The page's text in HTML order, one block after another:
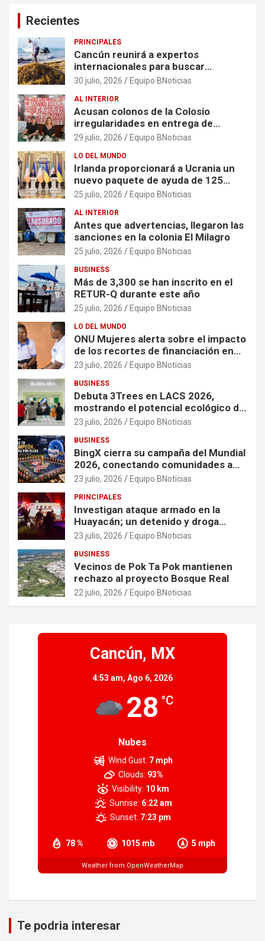
Recientes
PRINCIPALES
Cancún reunirá a expertos
internacionales para buscar
soluciones al problema del sargazo
30 julio, 2026 Equipo BNoticias
AL INTERIOR
Acusan colonos de la Colosio
irregularidades en entrega de
escrituras
29 julio, 2026 Equipo BNoticias
LO DEL MUNDO
Irlanda proporcionará a Ucrania un
nuevo paquete de ayuda de 125
millones de euros
25 julio, 2026 Equipo BNoticias
AL INTERIOR
Antes que advertencias, llegaron las
sanciones en la colonia El Milagro
25 julio, 2026 Equipo BNoticias
BUSINESS
Más de 3,300 se han inscrito en el
RETUR-Q durante este año
25 julio, 2026 Equipo BNoticias
LO DEL MUNDO
ONU Mujeres alerta sobre el impacto
de los recortes de financiación en
organizaciones que apoyan a
crisis
23 julio, 2026 Equipo BNoticias
BUSINESS
Debuta 3Trees en LACS 2026,
mostrando el potencial ecológico de
China en América
23 julio, 2026 Equipo BNoticias
BUSINESS
BingX cierra su campaña del Mundial
2026, conectando comunidades a
través de experiencias exclusivas
23 julio, 2026 Equipo BNoticias
PRINCIPALES
Investigan ataque armado en la
Huayacán; un detenido y droga
asegurada tras persecución
23 julio, 2026 Equipo BNoticias
BUSINESS
Vecinos de Pok Ta Pok mantienen
rechazo al proyecto Bosque Real
22 julio, 2026 Equipo BNoticias
Cancún, MX
4:53 am, Ago 6, 2026
28 °C
Nubes
78 % 1015 mb 5 mph
Wind Gust: 7 mph
Clouds: 93%
Visibility: 10 km
Sunrise: 6:22 am
Sunset: 7:23 pm
Weather from OpenWeatherMap
Te podria interesar